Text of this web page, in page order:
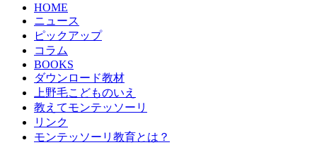
HOME
ニュース
ピックアップ
コラム
BOOKS
ダウンロード教材
上野毛こどものいえ
教えてモンテッソーリ
リンク
モンテッソーリ教育とは？